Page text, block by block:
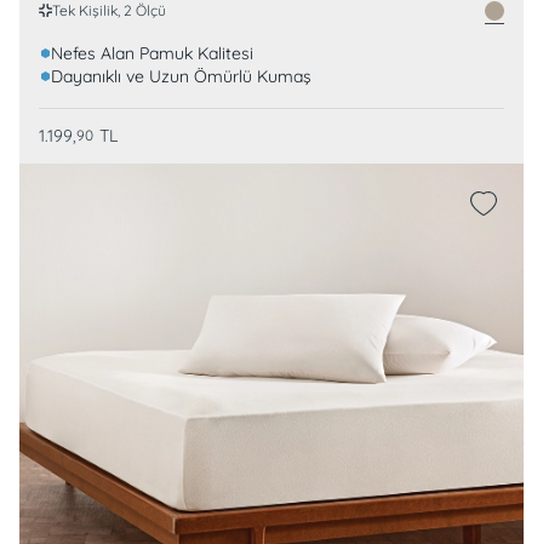
Tek Kişilik, 2 Ölçü
Nefes Alan Pamuk Kalitesi
Dayanıklı ve Uzun Ömürlü Kumaş
1.199, 90 TL